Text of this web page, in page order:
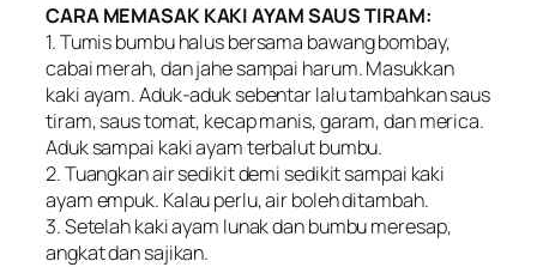
CARA MEMASAK KAKI AYAM SAUS TIRAM:
1. Tumis bumbu halus bersama bawang bombay,
cabai merah, dan jahe sampai harum. Masukkan
kaki ayam. Aduk-aduk sebentar lalu tambahkan saus
tiram, saus tomat, kecap manis, garam, dan merica.
Aduk sampai kaki ayam terbalut bumbu.
2. Tuangkan air sedikit demi sedikit sampai kaki
ayam empuk. Kalau perlu, air boleh ditambah.
3. Setelah kaki ayam lunak dan bumbu meresap,
angkat dan sajikan.